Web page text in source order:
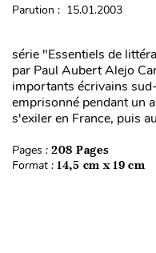
Parution : 15.01.2003
série "Essentiels de
par Paul Aubert Alejo
importants écrivains
emprisonné pendant un
s'exiler en France, puis
Pages : 208 Pages
Format : 14,5 cm x 19 cm